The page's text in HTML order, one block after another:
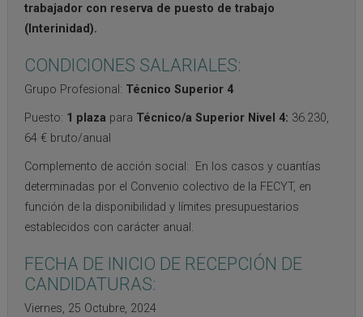
trabajador con reserva de puesto de trabajo
(Interinidad).
CONDICIONES SALARIALES:
Grupo Profesional: Técnico Superior 4
Puesto: 1 plaza para Técnico/a Superior Nivel 4: 36.230,
64 € bruto/anual
Complemento de acción social: En los casos y cuantías
determinadas por el Convenio colectivo de la FECYT, en
función de la disponibilidad y límites presupuestarios
establecidos con carácter anual.
FECHA DE INICIO DE RECEPCIÓN DE
CANDIDATURAS:
Viernes, 25 Octubre, 2024